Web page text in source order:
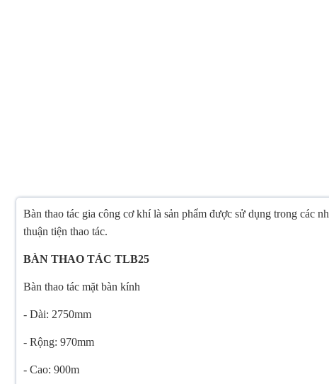
Bàn thao tác gia công cơ khí là sản phẩm được sử dụng trong các
thuận tiện thao tác.
BÀN THAO TÁC TLB25
Bàn thao tác mặt bàn kính
- Dài: 2750mm
- Rộng: 970mm
- Cao: 900m